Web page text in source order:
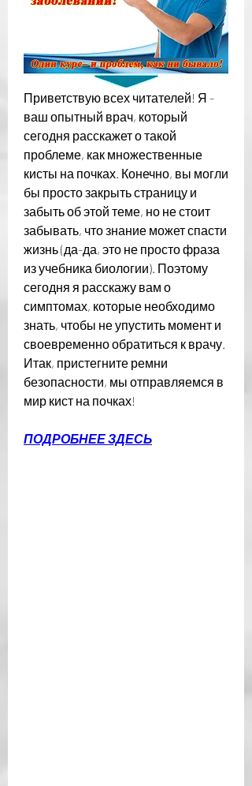
Приветствую всех читателей! Я -
ваш опытный врач, который
сегодня расскажет о такой
проблеме, как множественные
кисты на почках. Конечно, вы могли
бы просто закрыть страницу и
забыть об этой теме, но не стоит
забывать, что знание может спасти
жизнь (да-да, это не просто фраза
из учебника биологии). Поэтому
сегодня я расскажу вам о
симптомах, которые необходимо
знать, чтобы не упустить момент и
своевременно обратиться к врачу.
Итак, пристегните ремни
безопасности, мы отправляемся в
мир кист на почках!
ПОДРОБНЕЕ ЗДЕСЬ